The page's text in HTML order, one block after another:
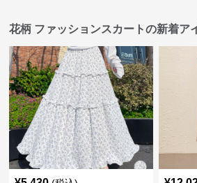
花柄 ファッションスカートの新着ア